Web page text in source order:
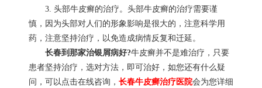
3. 头部牛皮癣的治疗。头部牛皮癣的治疗需要谨
慎，因为头部对人们的形象影响是很大的，注意科学用
药，注意坚持治疗，以免造成病情反复和迁延。
长春到那家治银屑病好?牛皮癣并不是难治疗，只要
患者坚持治疗，选对方法，即可治好，如您还有什么疑
问，可以点击在线咨询， 长春牛皮癣治疗医院会为您详细